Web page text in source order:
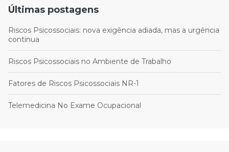
Últimas postagens
Riscos Psicossociais: nova exigência adiada, mas a urgência
continua
Riscos Psicossociais no Ambiente de Trabalho
Fatores de Riscos Psicossociais NR-1
Telemedicina No Exame Ocupacional